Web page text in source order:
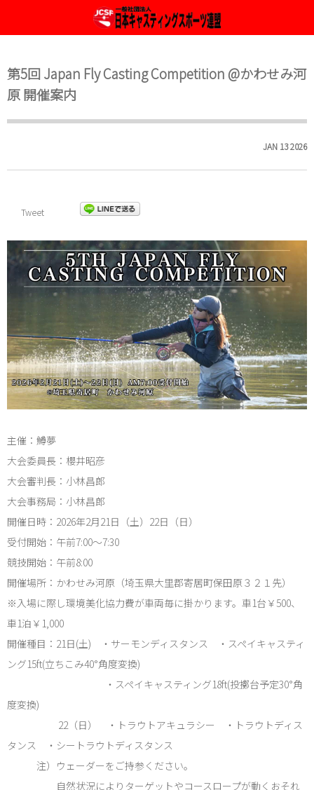
第5回 Japan Fly Casting Competition @かわせみ河
原 開催案内
JAN 132026
Tweet
主催：鱒夢
大会委員長：櫻井昭彦
大会審判長：小林昌郎
大会事務局：小林昌郎
開催日時：2026年2月21日（土）22日（日）
受付開始：午前7:00～7:30
競技開始：午前8:00
開催場所：かわせみ河原（埼玉県大里郡寄居町保田原３２１先）
※入場に際し環境美化協力費が車両毎に掛かります。車1台￥500、
車1泊￥1,000
開催種目：21日(土) ・サーモンディスタンス ・スペイキャスティ
ング15ft(立ちこみ40°角度変換)
・スペイキャスティング18ft(投擲台予定30°角
度変換)
22（日） ・トラウトアキュラシー ・トラウトディス
タンス ・シートラウトディスタンス
注）ウェーダーをご持参ください。
自然状況によりターゲットやコースロープが動くおそれ
定款
Fly Casting ルール
2025年度大会開催案内
2021年度大会 ( 案内 & 結果 )
2020年度大会開催情報
2019年度大会案内
2018年度大会案內
2017年度大会案内
2016年度大会一覧